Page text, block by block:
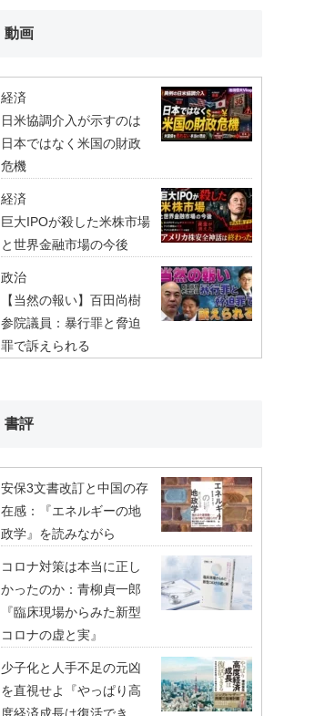
動画
経済
日米協調介入が示すのは
日本ではなく米国の財政
危機
経済
巨大IPOが殺した米株市場
と世界金融市場の今後
政治
【当然の報い】百田尚樹
参院議員：暴行罪と脅迫
罪で訴えられる
書評
安保3文書改訂と中国の存
在感：『エネルギーの地
政学』を読みながら
コロナ対策は本当に正し
かったのか：青柳貞一郎
『臨床現場からみた新型
コロナの虚と実』
少子化と人手不足の元凶
を直視せよ『やっぱり高
度経済成長は復活でき